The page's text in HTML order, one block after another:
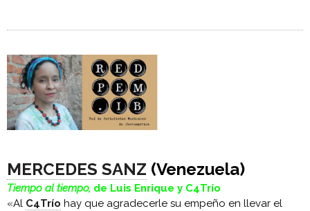
MERCEDES SANZ (Venezuela)
Tiempo al tiempo, de Luis Enrique y C4Trío
«Al C4Trío hay que agradecerle su empeño en llevar el